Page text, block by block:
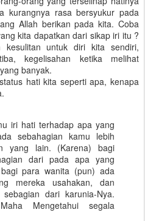
kurangnya rasa bersyukur pada
Allah berikan pada kita. Coba
kita dapatkan dari sikap iri itu ?
kesulitan untuk diri kita sendiri,
kegelisahan ketika melihat
banyak.
hati kita seperti apa, kenapa
iri hati terhadap apa yang
sebahagian kamu lebih
yang lain. (Karena) bagi
dari pada apa yang
para wanita (pun) ada
mereka usahakan, dan
dari karunia-Nya.
Mengetahui segala